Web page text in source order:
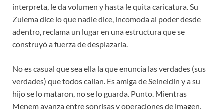
interpreta, le da volumen y hasta le quita caricatura. Su
Zulema dice lo que nadie dice, incomoda al poder desde
adentro, reclama un lugar en una estructura que se
construyó a fuerza de desplazarla.
No es casual que sea ella la que enuncia las verdades (sus
verdades) que todos callan. Es amiga de Seineldín y a su
hijo se lo mataron, no se lo guarda. Punto. Mientras
Menem avanza entre sonrisas y operaciones de imagen,